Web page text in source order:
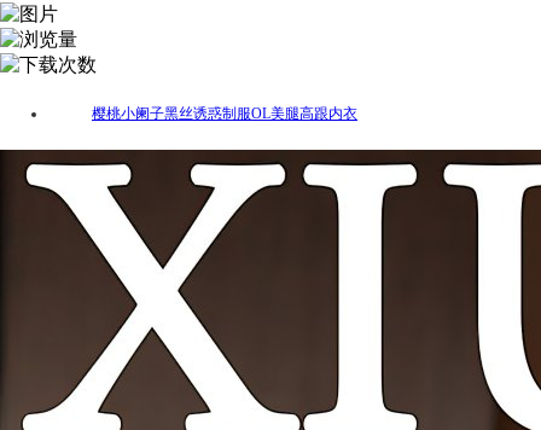
樱桃小阑子黑丝诱惑制服OL美腿高跟内衣